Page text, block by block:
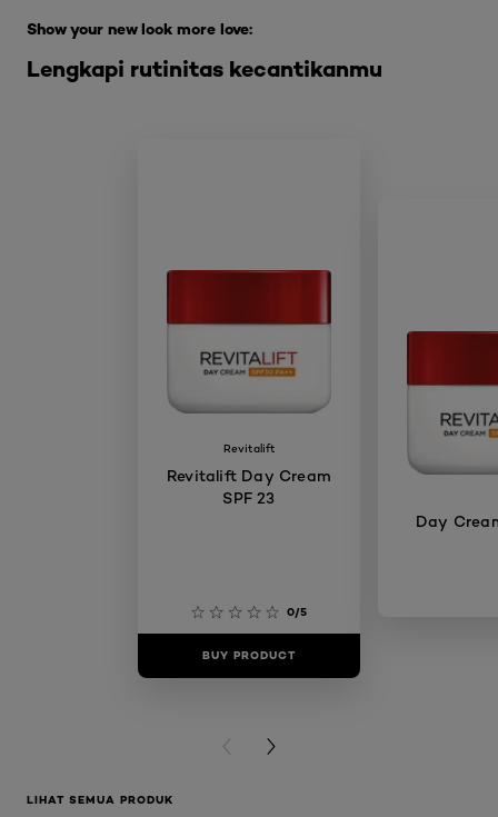
Lengkapi rutinitas kecantikanmu
Show your new look more love:
Revitalift
Revitalift Day Cream
SPF 23
0/5
BUY PRODUCT
Day
PREVIOUS CARD
NEXT CARD
LIHAT SEMUA PRODUK